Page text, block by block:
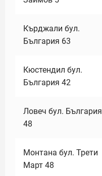
Кърджали бул.
България 63
Кюстендил бул.
България 42
Ловеч бул. България
48
Монтана бул. Трети
Март 48